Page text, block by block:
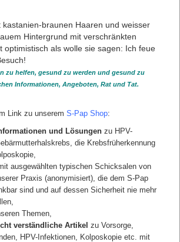
Henrich, Wolfgang
Hilfrich, Ralf
Kaufmann, Andreas
Lanowska, Malgorzata
Mutz, Anja
Sehouli, Jalid
Spek, Petra
Stein, Harald
Stellpflug, Martin
Ulrich, Uwe
zurück
zu helfen, gesund zu werden und gesund zu
Informationen, Angeboten, Rat und Tat.
Link zu unserem S-Pap Shop:
und Lösungen zu HPV-
die Krebsfrüherkennung
ausgewählten typischen Schicksalen von
Praxis (anonymisiert), die dem S-Pap
sind und auf dessen Sicherheit nie mehr
Themen,
verständliche Artikel zu Vorsorge,
HPV-Infektionen, Kolposkopie etc. mit